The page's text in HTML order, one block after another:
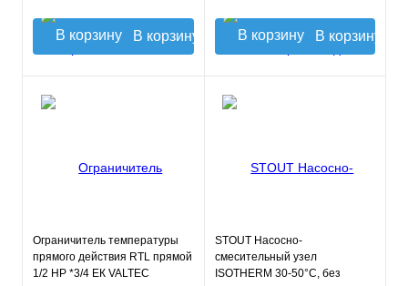
В корзину В корзину
Ограничитель температуры
прямого действия RTL прямой
1/2 НР *3/4 ЕК VALTEC
STOUT Насосно-
смесительный узел
ISOTHERM 30-50°C, без